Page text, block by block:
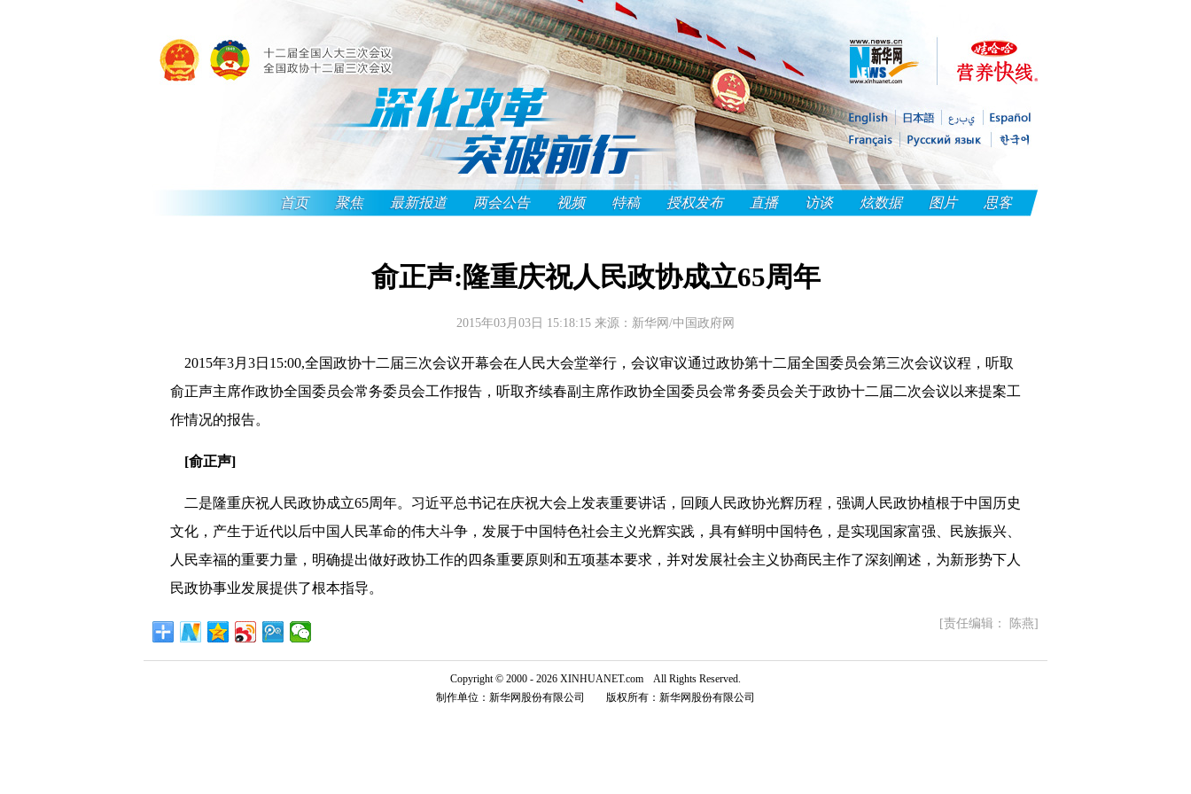
首页 聚焦 最新报道 两会公告 视频 特稿 授权发布 直播 访谈 炫数据 图片 思客
俞正声:隆重庆祝人民政协成立65周年
2015年03月03日 15:18:15 来源：新华网/中国政府网
2015年3月3日15:00,全国政协十二届三次会议开幕会在人民大会堂举行，会议审议通过政协第十二届全国委员会第三次会议议程，听取
俞正声主席作政协全国委员会常务委员会工作报告，听取齐续春副主席作政协全国委员会常务委员会关于政协十二届二次会议以来提案工
作情况的报告。
[俞正声]
二是隆重庆祝人民政协成立65周年。习近平总书记在庆祝大会上发表重要讲话，回顾人民政协光辉历程，强调人民政协植根于中国历史
文化，产生于近代以后中国人民革命的伟大斗争，发展于中国特色社会主义光辉实践，具有鲜明中国特色，是实现国家富强、民族振兴、
人民幸福的重要力量，明确提出做好政协工作的四条重要原则和五项基本要求，并对发展社会主义协商民主作了深刻阐述，为新形势下人
民政协事业发展提供了根本指导。
[责任编辑： 陈燕]
Copyright © 2000 - 2026 XINHUANET.com All Rights Reserved.
制作单位：新华网股份有限公司 版权所有：新华网股份有限公司